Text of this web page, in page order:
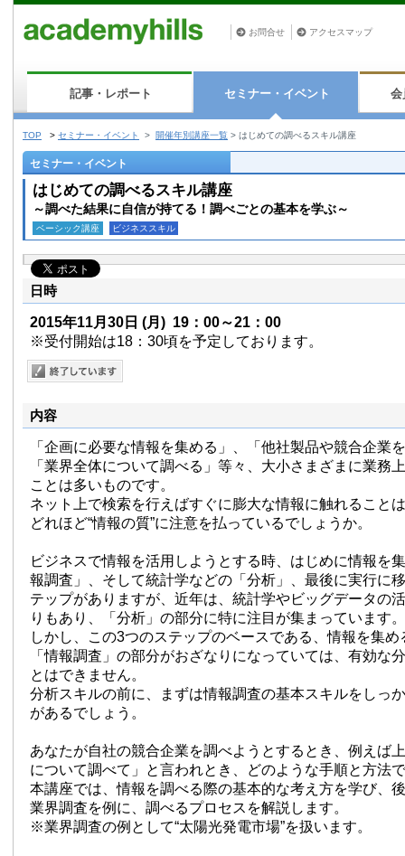
お問合せ アクセスマップ
記事・レポート セミナー・イベント 会
TOP > セミナー・イベント > 開催年別講座一覧 > はじめての調べるスキル講座
セミナー・イベント
はじめての調べるスキル講座
～調べた結果に自信が持てる！調べごとの基本を学ぶ～
ベーシック講座 ビジネススキル
日時
2015年11月30日 (月) 19：00～21：00
※受付開始は18：30頃を予定しております。
内容
「企画に必要な情報を集める」、「他社製品や競合企業
「業界全体について調べる」等々、大小さまざまに業務
ことは多いものです。
ネット上で検索を行えばすぐに膨大な情報に触れること
どれほど“情報の質”に注意を払っているでしょうか。
ビジネスで情報を活用しようとする時、はじめに情報を
報調査」、そして統計学などの「分析」、最後に実行に
テップがありますが、近年は、統計学やビッグデータの
りもあり、「分析」の部分に特に注目が集まっています。
しかし、この3つのステップのベースである、情報を集め
「情報調査」の部分がおざなりになっていては、有効な
とはできません。
分析スキルの前に、まずは情報調査の基本スキルをしっ
があるでしょう。
あなたが自社の競合企業を調べようとするとき、例えば
について調べて」と言われとき、どのような手順と方法
本講座では、情報を調べる際の基本的な考え方を学び、
業界調査を例に、調べるプロセスを解説します。
※業界調査の例として“太陽光発電市場”を扱います。